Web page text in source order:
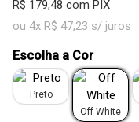
R$ 179,48 com PIX
ou 4x R$ 47,23 s/ juros
Escolha a Cor
Preto
Off White